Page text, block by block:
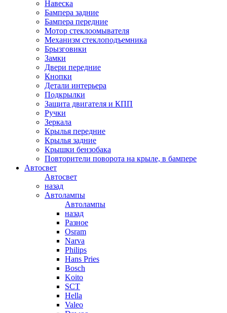
Навеска
Бампера задние
Бампера передние
Мотор стеклоомывателя
Механизм стеклоподъемника
Брызговики
Замки
Двери передние
Кнопки
Детали интерьера
Подкрылки
Защита двигателя и КПП
Ручки
Зеркала
Крылья передние
Крылья задние
Крышки бензобака
Повторители поворота на крыле, в бампере
Автосвет
Автосвет
назад
Автолампы
Автолампы
назад
Разное
Osram
Narva
Philips
Hans Pries
Bosch
Koito
SCT
Hella
Valeo